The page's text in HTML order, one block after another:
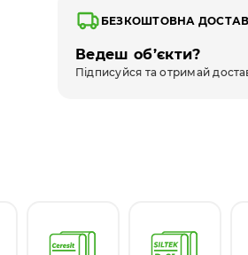
БЕЗКОШТОВНА
Ведеш об’єкти?
Підписуйся та отримай